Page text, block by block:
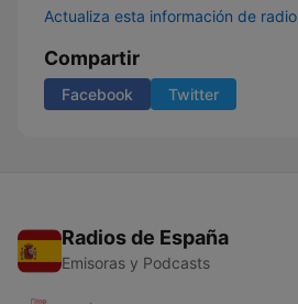
Actualiza esta información de radio
Compartir
Facebook Twitter
Radios de España
Emisoras y Podcasts